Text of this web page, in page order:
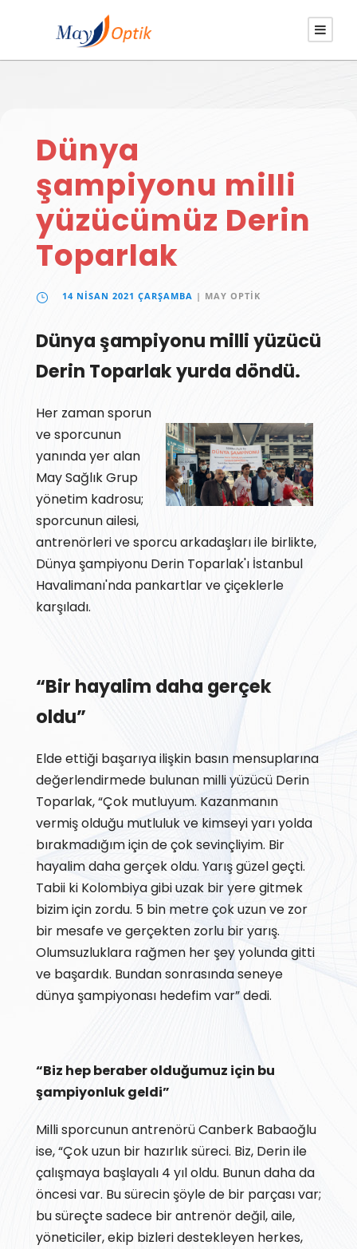
Dünya
şampiyonu milli
yüzücümüz Derin
Toparlak
14 NISAN 2021 ÇARŞAMBA | MAY OPTIK
Dünya şampiyonu milli yüzücü
Derin Toparlak yurda döndü.
Her zaman sporun
ve sporcunun
yanında yer alan
May Sağlık Grup
yönetim kadrosu;
sporcunun ailesi,
antrenörleri ve sporcu arkadaşları ile birlikte,
Dünya şampiyonu Derin Toparlak'ı İstanbul
Havalimanı'nda pankartlar ve çiçeklerle
karşıladı.
“Bir hayalim daha gerçek
oldu”
Elde ettiği başarıya ilişkin basın mensuplarına
değerlendirmede bulunan milli yüzücü Derin
Toparlak, “Çok mutluyum. Kazanmanın
vermiş olduğu mutluluk ve kimseyi yarı yolda
bırakmadığım için de çok sevinçliyim. Bir
hayalim daha gerçek oldu. Yarış güzel geçti.
Tabii ki Kolombiya gibi uzak bir yere gitmek
bizim için zordu. 5 bin metre çok uzun ve zor
bir mesafe ve gerçekten zorlu bir yarış.
Olumsuzluklara rağmen her şey yolunda gitti
ve başardık. Bundan sonrasında seneye
dünya şampiyonası hedefim var” dedi.
“Biz hep beraber olduğumuz için bu
şampiyonluk geldi”
Milli sporcunun antrenörü Canberk Babaoğlu
ise, “Çok uzun bir hazırlık süreci. Biz, Derin ile
çalışmaya başlayalı 4 yıl oldu. Bunun daha da
öncesi var. Bu sürecin şöyle de bir parçası var;
bu süreçte sadece bir antrenör değil, aile,
yöneticiler, ekip bizleri destekleyen herkes,